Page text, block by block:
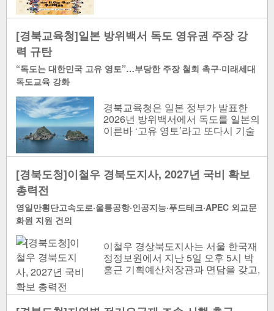
[경북교육청]일본 방위백서 독도 영유권 주장 강
력 규탄
“독도는 대한민국 고유 영토”…부당한 주장 철회 촉구·미래세대
독도교육 강화
경북교육청은 일본 정부가 발표한
2026년 방위백서에서 독도를 일본의
이른바 ‘고유 영토’라고 또다시 기술
장의 즉각적인 철회를 촉구..
[경북도청]이철우 경북도지사, 2027년 국비 확보
총력전
영일만횡단고속도로·울릉공항·인공지능·푸드테크·APEC 외교문
화원 지원 건의
이철우 경상북도지사는 서울 한국재
정정보원에서 지난 5일 오후 5시 박
홍근 기획예산처장관과 면담을 갖고,
항 건설 등 2027년 국가투자예..